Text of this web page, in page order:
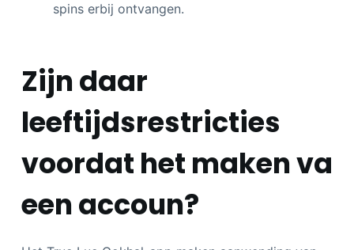
spins erbij ontvangen.
Zijn daar
leeftijdsrestricties
voordat het maken va
een accoun?